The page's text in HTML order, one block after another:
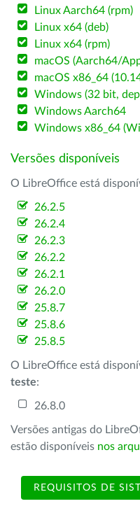
Linux Aarch64 (rpm)
Linux x64 (deb)
Linux x64 (rpm)
macOS (Aarch64/
macOS x86_64
Windows (32 bit,
Windows Aarch64
Windows x86_64
Versões disponíveis
O LibreOffice está
26.2.5
26.2.4
26.2.3
26.2.2
26.2.1
26.2.0
25.8.7
25.8.6
25.8.5
O LibreOffice está
teste:
26.8.0
Versões antigas do
estão disponíveis nos
REQUISITOS DE